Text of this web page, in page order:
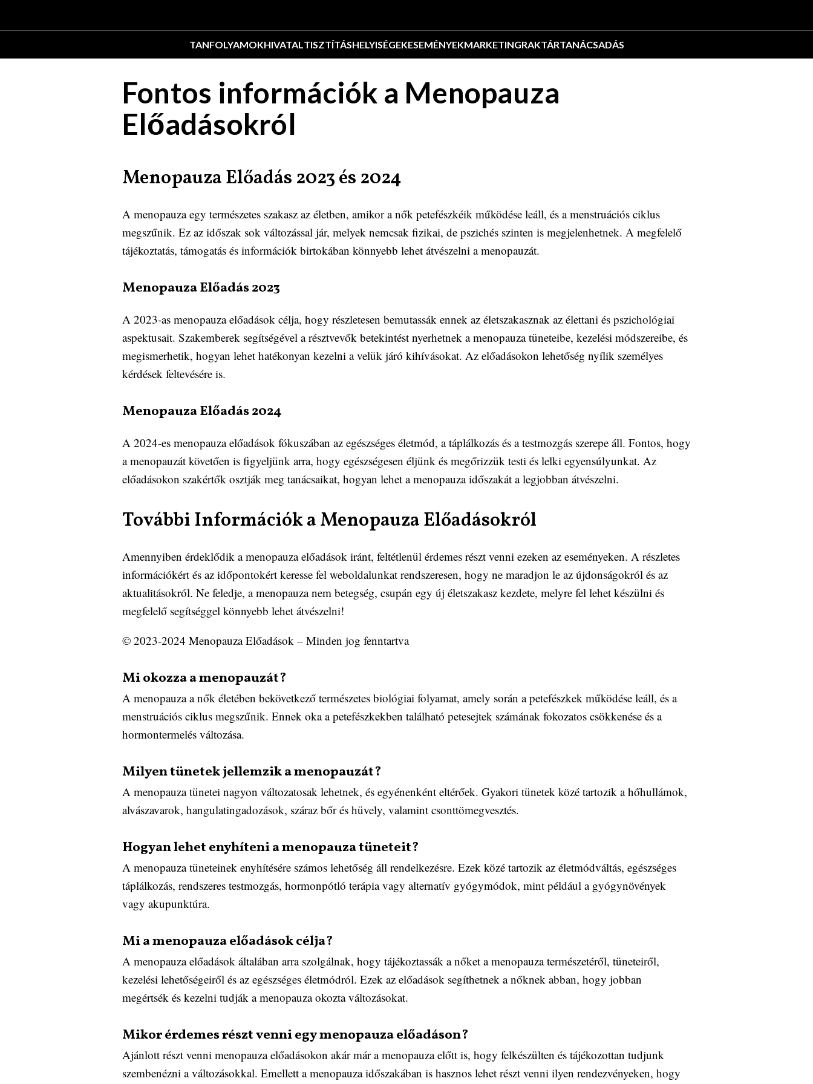
TANFOLYAMOKHIVATALTISZTÍTÁSHELYISÉGEKESEMÉNYEKMARKETINGRAKTÁRTANÁCSADÁS
Fontos információk a Menopauza
Előadásokról
Menopauza Előadás 2023 és 2024
A menopauza egy természetes szakasz az életben, amikor a nők petefészkéik működése leáll, és a menstruációs ciklus
megszűnik. Ez az időszak sok változással jár, melyek nemcsak fizikai, de pszichés szinten is megjelenhetnek. A megfelelő
tájékoztatás, támogatás és információk birtokában könnyebb lehet átvészelni a menopauzát.
Menopauza Előadás 2023
A 2023-as menopauza előadások célja, hogy részletesen bemutassák ennek az életszakasznak az élettani és pszichológiai
aspektusait. Szakemberek segítségével a résztvevők betekintést nyerhetnek a menopauza tüneteibe, kezelési módszereibe, és
megismerhetik, hogyan lehet hatékonyan kezelni a velük járó kihívásokat. Az előadásokon lehetőség nyílik személyes
kérdések feltevésére is.
Menopauza Előadás 2024
A 2024-es menopauza előadások fókuszában az egészséges életmód, a táplálkozás és a testmozgás szerepe áll. Fontos, hogy
a menopauzát követően is figyeljünk arra, hogy egészségesen éljünk és megőrizzük testi és lelki egyensúlyunkat. Az
előadásokon szakértők osztják meg tanácsaikat, hogyan lehet a menopauza időszakát a legjobban átvészelni.
További Információk a Menopauza Előadásokról
Amennyiben érdeklődik a menopauza előadások iránt, feltétlenül érdemes részt venni ezeken az eseményeken. A részletes
információkért és az időpontokért keresse fel weboldalunkat rendszeresen, hogy ne maradjon le az újdonságokról és az
aktualitásokról. Ne feledje, a menopauza nem betegség, csupán egy új életszakasz kezdete, melyre fel lehet készülni és
megfelelő segítséggel könnyebb lehet átvészelni!
© 2023-2024 Menopauza Előadások – Minden jog fenntartva
Mi okozza a menopauzát?
A menopauza a nők életében bekövetkező természetes biológiai folyamat, amely során a petefészkek működése leáll, és a
menstruációs ciklus megszűnik. Ennek oka a petefészkekben található petesejtek számának fokozatos csökkenése és a
hormontermelés változása.
Milyen tünetek jellemzik a menopauzát?
A menopauza tünetei nagyon változatosak lehetnek, és egyénenként eltérőek. Gyakori tünetek közé tartozik a hőhullámok,
alvászavarok, hangulatingadozások, száraz bőr és hüvely, valamint csonttömegvesztés.
Hogyan lehet enyhíteni a menopauza tüneteit?
A menopauza tüneteinek enyhítésére számos lehetőség áll rendelkezésre. Ezek közé tartozik az életmódváltás, egészséges
táplálkozás, rendszeres testmozgás, hormonpótló terápia vagy alternatív gyógymódok, mint például a gyógynövények
vagy akupunktúra.
Mi a menopauza előadások célja?
A menopauza előadások általában arra szolgálnak, hogy tájékoztassák a nőket a menopauza természetéről, tüneteiről,
kezelési lehetőségeiről és az egészséges életmódról. Ezek az előadások segíthetnek a nőknek abban, hogy jobban
megértsék és kezelni tudják a menopauza okozta változásokat.
Mikor érdemes részt venni egy menopauza előadáson?
Ajánlott részt venni menopauza előadásokon akár már a menopauza előtt is, hogy felkészülten és tájékozottan tudjunk
szembenézni a változásokkal. Emellett a menopauza időszakában is hasznos lehet részt venni ilyen rendezvényeken, hogy